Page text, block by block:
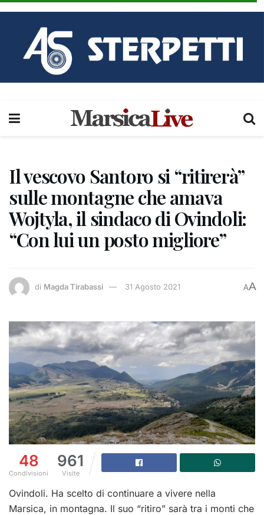
Il vescovo Santoro si “ritirerà”
sulle montagne che amava
Wojtyla, il sindaco di Ovindoli:
“Con lui un posto migliore”
di Magda Tirabassi 31 Agosto 2021 AA
48
Condivisioni
961
Visite
Ovindoli. Ha scelto di continuare a vivere nella
Marsica, in montagna. Il suo “ritiro” sarà tra i monti che